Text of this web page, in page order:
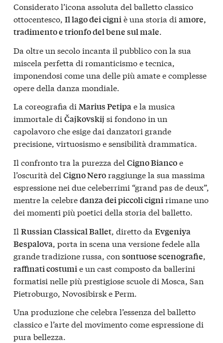
Considerato l’icona assoluta del balletto classico
ottocentesco, Il lago dei cigniè una storia di amore,
tradimento e trionfo del bene sul male.
Da oltre un secolo incanta il pubblico con la sua
miscela perfetta di romanticismo e tecnica,
imponendosi come una delle più amate e complesse
opere della danza mondiale.
La coreografia di Marius Petipae la musica
immortale di Čajkovskij si fondono in un
capolavoro che esige dai danzatori grande
precisione, virtuosismo e sensibilità drammatica.
Il confronto tra la purezza del Cigno Biancoe
l’oscurità del Cigno Neroraggiunge la sua massima
espressione nei due celeberrimi “grand pas de deux”,
mentre la celebredanza dei piccoli cignirimane uno
dei momenti più poetici della storia del balletto.
Il Russian Classical Ballet, diretto da Evgeniya
Bespalova, porta in scena una versione fedele alla
grande tradizione russa, con sontuose scenografie,
raffinati costumie un cast composto da ballerini
formatisi nelle più prestigiose scuole di Mosca, San
Pietroburgo, Novosibirsk e Perm.
Una produzione che celebra l’essenza del balletto
classico e l’arte del movimento come espressione di
pura bellezza.